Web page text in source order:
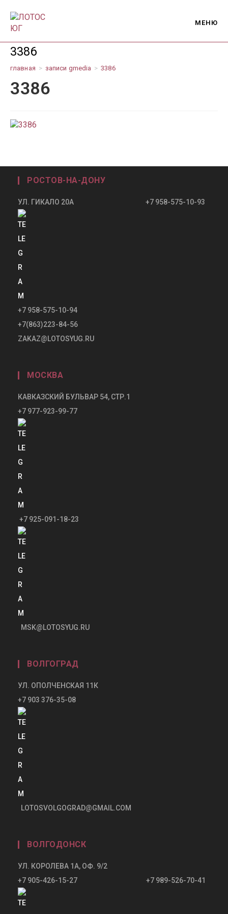
содержимому
МЕНЮ
3386
главная > записи gmedia > 3386
3386
РОСТОВ-НА-ДОНУ
УЛ. ГИКАЛО 20А +7 958-575-10-93
+7 958-575-10-94
+7(863)223-84-56
ZAKAZ@LOTOSYUG.RU
МОСКВА
КАВКАЗСКИЙ БУЛЬВАР 54, СТР.1
+7 977-923-99-77
+7 925-091-18-23
MSK@LOTOSYUG.RU
ВОЛГОГРАД
УЛ. ОПОЛЧЕНСКАЯ 11К
+7 903 376-35-08
LOTOSVOLGOGRAD@GMAIL.COM
ВОЛГОДОНСК
УЛ. КОРОЛЕВА 1А, ОФ. 9/2
+7 905-426-15-27 +7 989-526-70-41